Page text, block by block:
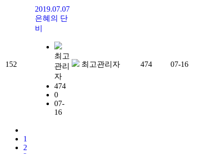
152
2019.07.07
은혜의 단
비
최고
관리
자
474
0
07-
16
최고관리자 474 07-16
1
2